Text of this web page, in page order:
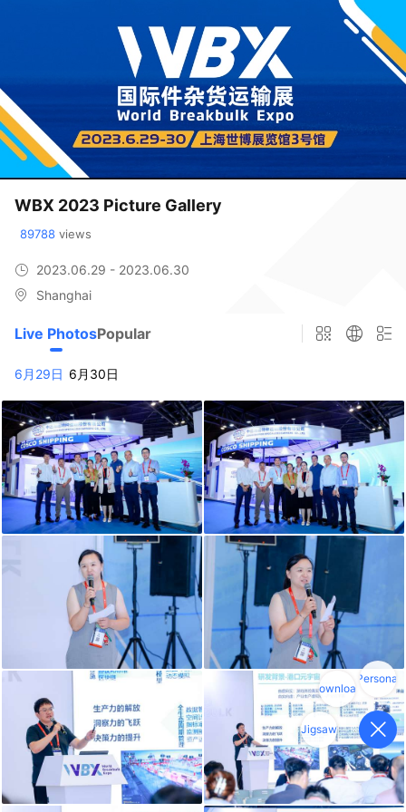
WBX 2023 Picture Gallery
89788 views
2023.06.29 - 2023.06.30
Shanghai
Live PhotosPopular
6月29日 6月30日
Personal
download
Jigsaw